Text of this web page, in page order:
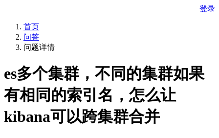
登录
首页
问答
问题详情
es多个集群，不同的集群如果
有相同的索引名，怎么让
kibana可以跨集群合并